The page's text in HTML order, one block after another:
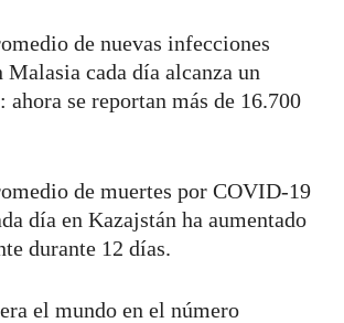
de nuevas infecciones
Malasia cada día alcanza un
ahora se reportan más de 16.700
de muertes por COVID-19
día en Kazajstán ha aumentado
durante 12 días.
el mundo en el número